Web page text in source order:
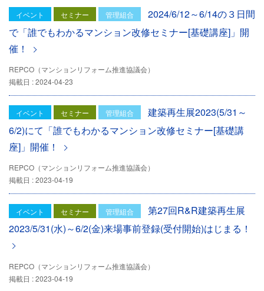
イベント セミナー 管理組合
2024/6/12～6/14の３日間
で「誰でもわかるマンション改修セミナー[基礎講座]」開
催！
REPCO（マンションリフォーム推進協議会）
掲載日 : 2024-04-23
イベント セミナー 管理組合
建築再生展2023(5/31～
6/2)にて「誰でもわかるマンション改修セミナー[基礎講
座]」開催！
REPCO（マンションリフォーム推進協議会）
掲載日 : 2023-04-19
イベント セミナー 管理組合
第27回R&R建築再生展
2023/5/31(水)～6/2(金)来場事前登録(受付開始)はじまる！
REPCO（マンションリフォーム推進協議会）
掲載日 : 2023-04-19